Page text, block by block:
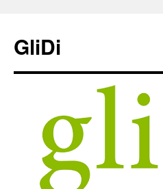
content
GliDi